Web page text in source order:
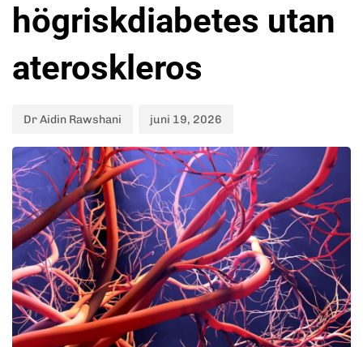
högriskdiabetes utan
ateroskleros
Dr Aidin Rawshani juni 19, 2026